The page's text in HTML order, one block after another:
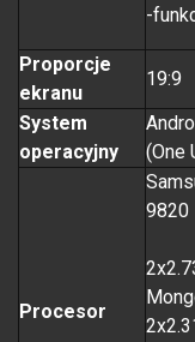
-
Proporcje
ekranu
19:9
System
operacyjny
(One
Procesor
9820